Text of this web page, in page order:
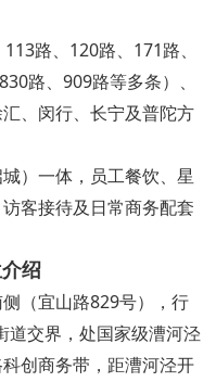
路、120路、171路、
路、909路等多条）、
、闵行、长宁及普陀方
）一体，员工餐饮、星
客接待及日常商务配套
绍
（宜山路829号），行
道交界，处国家级漕河泾
创商务带，距漕河泾开